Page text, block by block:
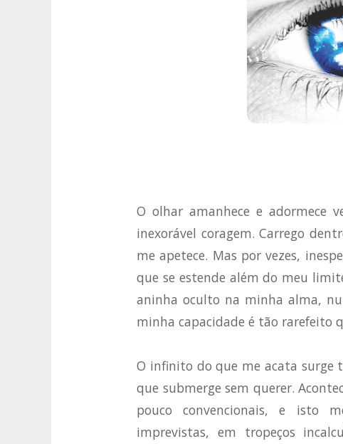
O olhar amanhece e adormece
inexorável coragem. Carrego
me apetece. Mas por vezes,
que se estende além do meu
aninha oculto na minha alma,
minha capacidade é tão rarefeito
O infinito do que me acata surge
que submerge sem querer.
pouco convencionais, e isto
imprevistas, em tropeços